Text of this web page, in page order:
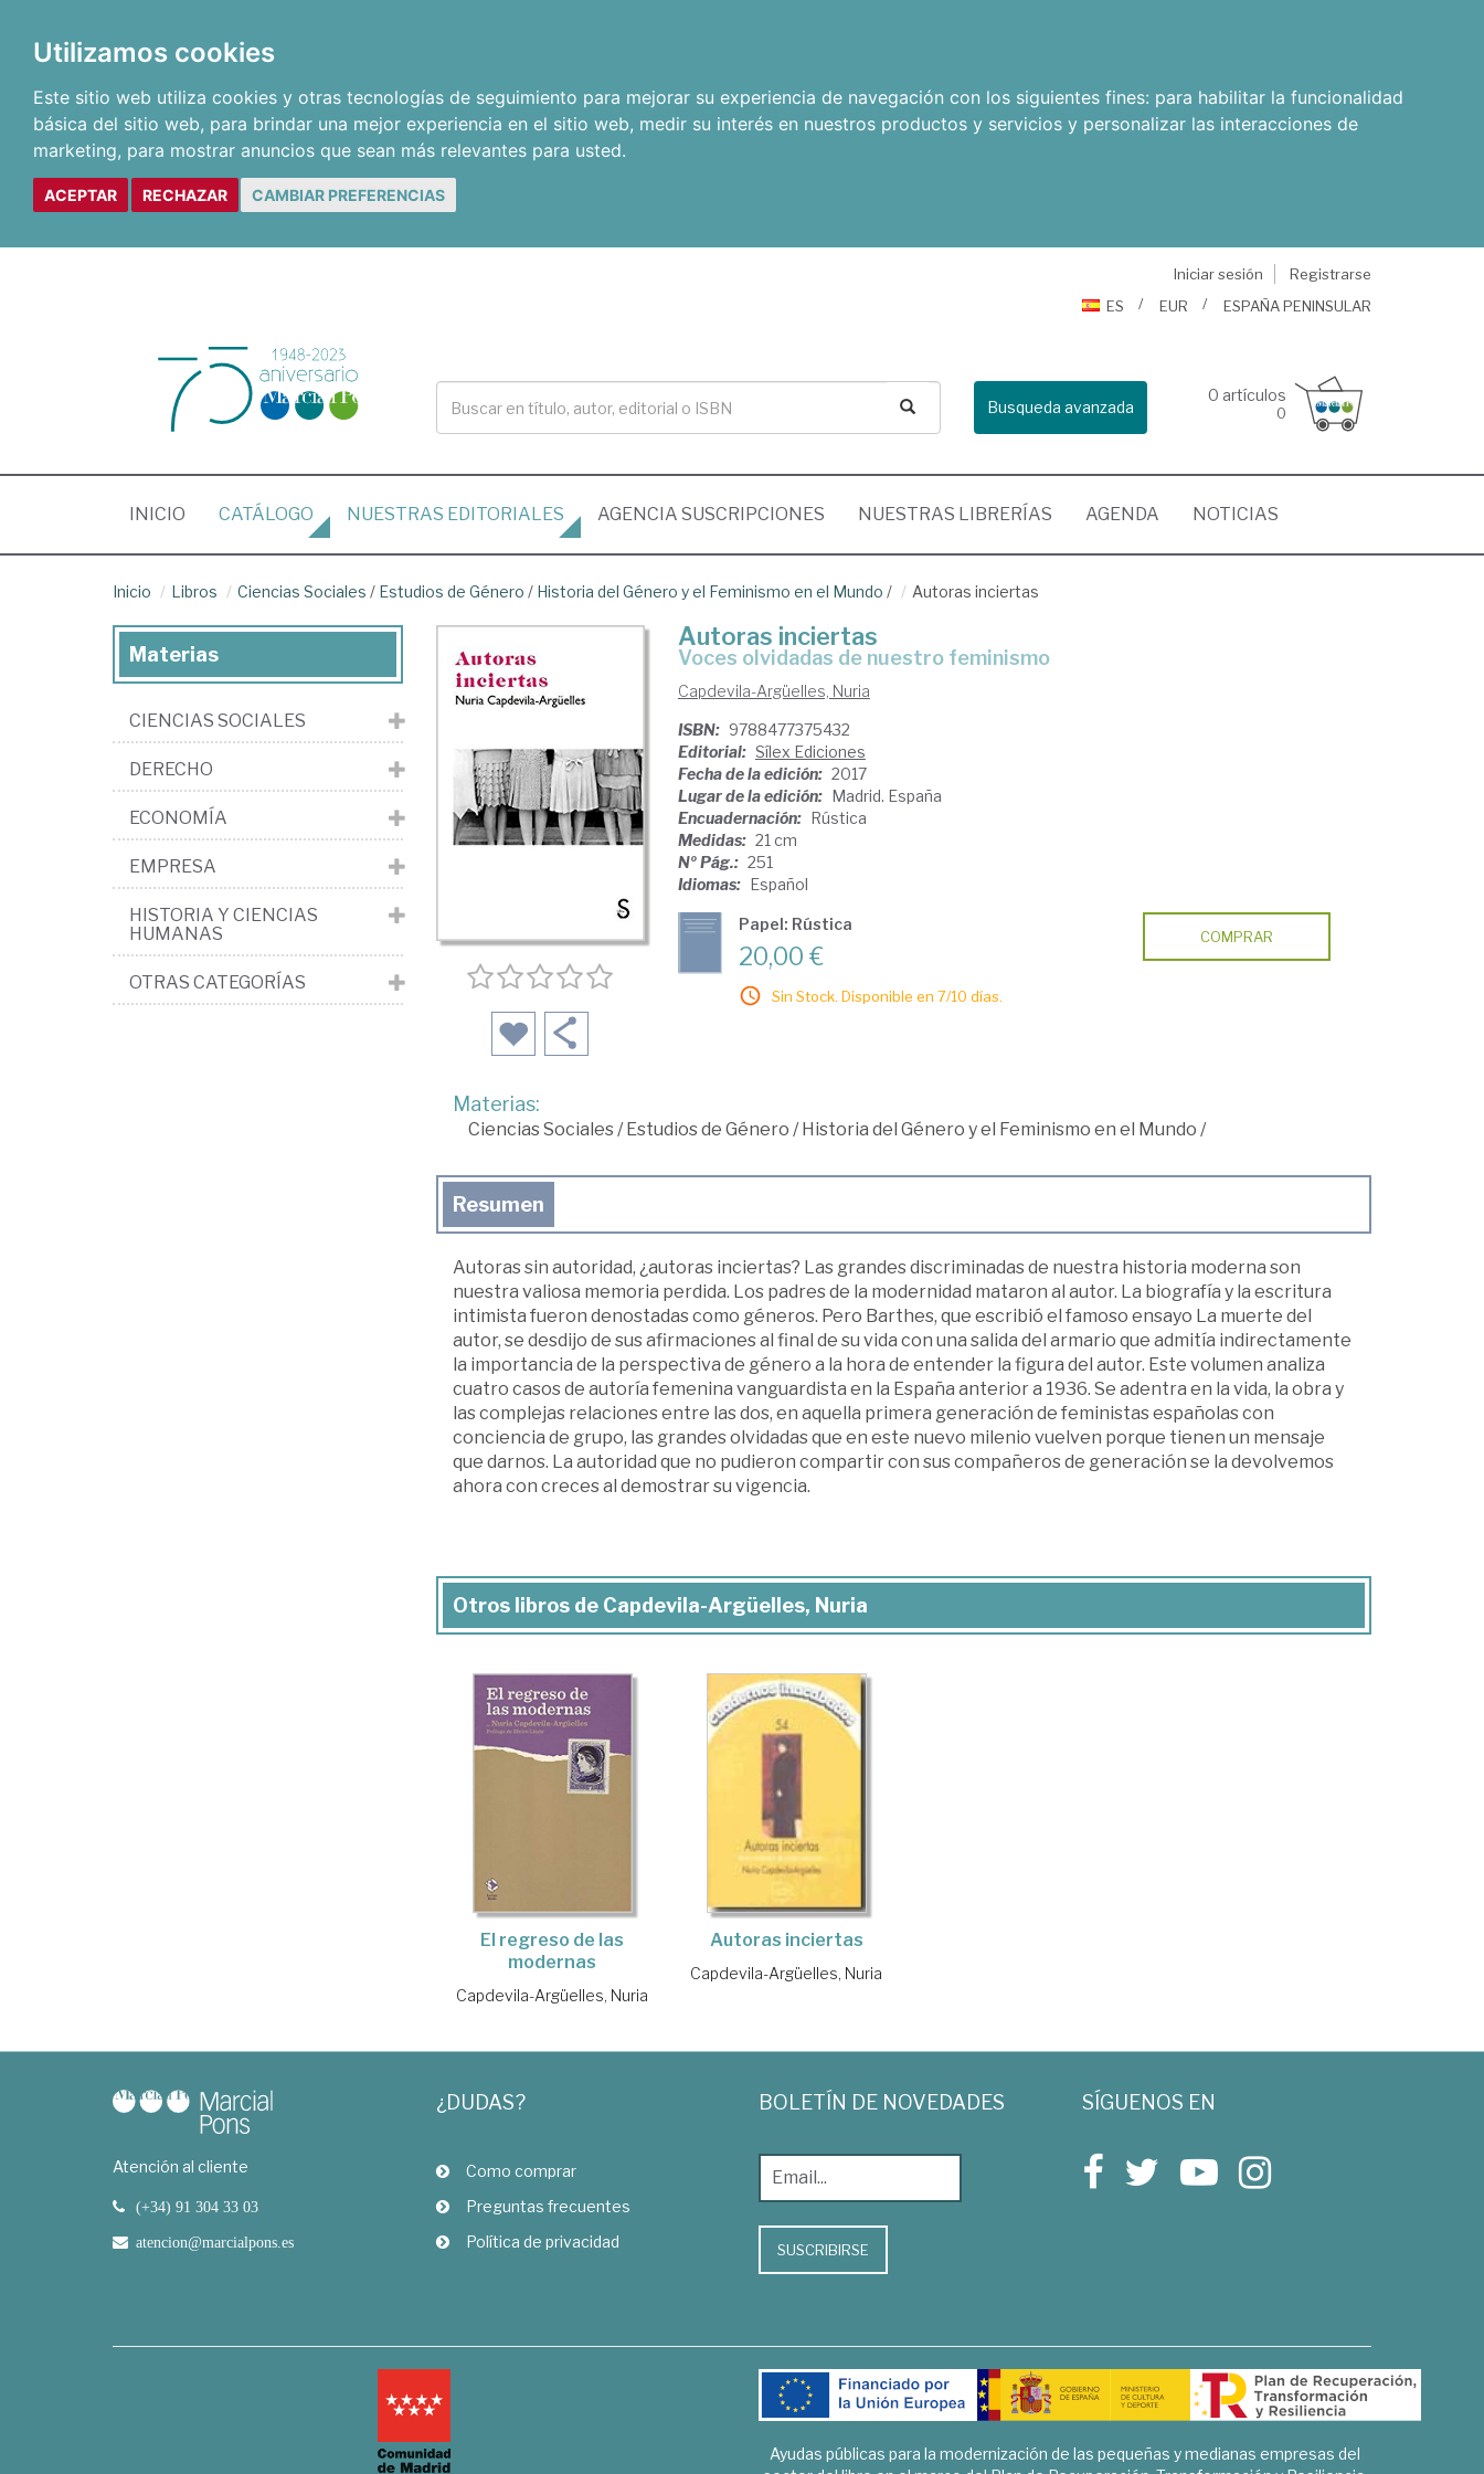
Utilizamos cookies
Este sitio web utiliza cookies y otras tecnologías de seguimiento para mejorar su experiencia de navegación con los siguientes fines: para habilitar la funcionalidad
básica del sitio web, para brindar una mejor experiencia en el sitio web, medir su interés en nuestros productos y servicios y personalizar las interacciones de
marketing, para mostrar anuncios que sean más relevantes para usted.
ACEPTAR RECHAZAR CAMBIAR PREFERENCIAS
Iniciar sesión
Registrarse
ES
EUR ESPAÑA PENINSULAR
Busqueda avanzada
0 artículos
0
INICIO (CURRENT)
CATÁLOGO NUESTRAS EDITORIALES AGENCIA SUSCRIPCIONES NUESTRAS LIBRERÍAS AGENDA NOTICIAS
Inicio Libros Ciencias Sociales / Estudios de Género / Historia del Género y el Feminismo en el Mundo / Autoras inciertas
Autoras inciertas
voces olvidadas de nuestro feminismo
Capdevila-Argüelles, Nuria
ISBN: 9788477375432
Editorial: Sílex Ediciones
Fecha de la edición: 2017
Lugar de la edición: Madrid. España
Encuadernación: Rústica
Medidas: 21 cm
Nº Pág.: 251
Idiomas: Español
Papel: Rústica
20,00 €
Sin Stock. Disponible en 7/10 días.
COMPRAR
Materias:
Ciencias Sociales/ Estudios de Género / Historia del Género y el Feminismo en el Mundo /
Resumen
Autoras sin autoridad, ¿autoras inciertas? Las grandes discriminadas de nuestra historia moderna son
nuestra valiosa memoria perdida. Los padres de la modernidad mataron al autor. La biografía y la escritura
intimista fueron denostadas como géneros. Pero Barthes, que escribió el famoso ensayo La muerte del
autor, se desdijo de sus afirmaciones al final de su vida con una salida del armario que admitía indirectamente
la importancia de la perspectiva de género a la hora de entender la figura del autor. Este volumen analiza
cuatro casos de autoría femenina vanguardista en la España anterior a 1936. Se adentra en la vida, la obra y
las complejas relaciones entre las dos, en aquella primera generación de feministas españolas con
conciencia de grupo, las grandes olvidadas que en este nuevo milenio vuelven porque tienen un mensaje
que darnos. La autoridad que no pudieron compartir con sus compañeros de generación se la devolvemos
ahora con creces al demostrar su vigencia.
Otros libros de Capdevila-Argüelles, Nuria
El regreso de las
modernas
Capdevila-Argüelles, Nuria
Autoras inciertas
Capdevila-Argüelles, Nuria
Materias
CIENCIAS SOCIALES
DERECHO
ECONOMÍA
EMPRESA
HISTORIA Y CIENCIAS
HUMANAS
OTRAS CATEGORÍAS
Atención al cliente
(+34) 91 304 33 03
atencion@marcialpons.es
¿DUDAS?
Como comprar
Preguntas frecuentes
Política de privacidad
BOLETÍN DE NOVEDADES
SUSCRIBIRSE
SÍGUENOS EN
Ayudas públicas para la modernización de las pequeñas y medianas empresas del